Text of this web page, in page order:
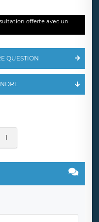
offerte avec un
QUESTION
1